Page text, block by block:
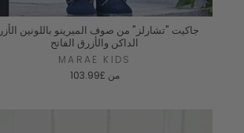
جاكيت "تشارلز" من صوف الميرينو باللونين
الداكن والأزرق الفاتح
MARAE KIDS
من £103.99